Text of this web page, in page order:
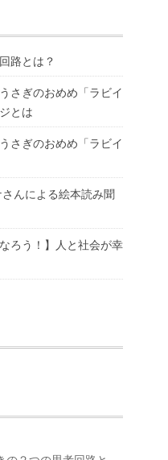
路とは？
さぎのおめめ「ラビイ
とは
さぎのおめめ「ラビイ
んによる絵本読み聞
ろう！】人と社会が幸